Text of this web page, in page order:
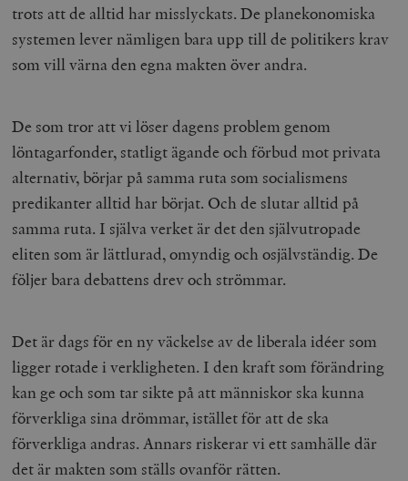
trots att de alltid har misslyckats. De planekonomiska
systemen lever nämligen bara upp till de politikers krav
som vill värna den egna makten över andra.
De som tror att vi löser dagens problem genom
löntagarfonder, statligt ägande och förbud mot privata
alternativ, börjar på samma ruta som socialismens
predikanter alltid har börjat. Och de slutar alltid på
samma ruta. I själva verket är det den självutropade
eliten som är lättlurad, omyndig och osjälvständig. De
följer bara debattens drev och strömmar.
Det är dags för en ny väckelse av de liberala idéer som
ligger rotade i verkligheten. I den kraft som förändring
kan ge och som tar sikte på att människor ska kunna
förverkliga sina drömmar, istället för att de ska
förverkliga andras. Annars riskerar vi ett samhälle där
det är makten som ställs ovanför rätten.